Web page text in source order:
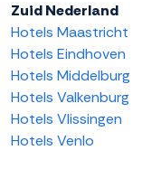
Zuid Nederland
Hotels Maastricht
Hotels Eindhoven
Hotels Middelburg
Hotels Valkenburg
Hotels Vlissingen
Hotels Venlo